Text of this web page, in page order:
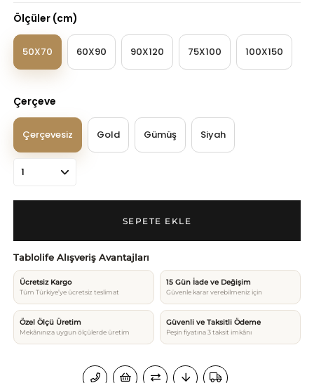
Ölçüler (cm)
50X70 60X90 90X120 75X100 100X150
Çerçeve
Çerçevesiz Gold Gümüş Siyah
Tablolife Alışveriş Avantajları
Ücretsiz Kargo
Tüm Türkiye’ye ücretsiz teslimat
15 Gün İade ve Değişim
Güvenle karar verebilmeniz için
Özel Ölçü Üretim
Mekânınıza uygun ölçülerde üretim
Güvenli ve Taksitli Ödeme
Peşin fiyatına 3 taksit imkânı